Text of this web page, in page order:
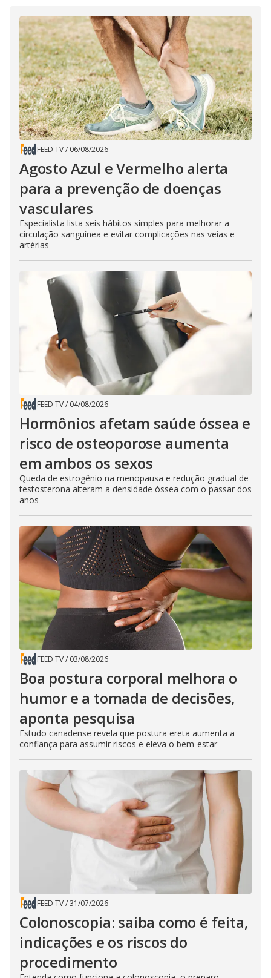
FEED TV/ 06/08/2026
Agosto Azul e Vermelho alerta
para a prevenção de doenças
vasculares
Especialista lista seis hábitos simples para melhorar a
circulação sanguínea e evitar complicações nas veias e
artérias
FEED TV/ 04/08/2026
Hormônios afetam saúde óssea e
risco de osteoporose aumenta
em ambos os sexos
Queda de estrogênio na menopausa e redução gradual de
testosterona alteram a densidade óssea com o passar dos
anos
FEED TV/ 03/08/2026
Boa postura corporal melhora o
humor e a tomada de decisões,
aponta pesquisa
Estudo canadense revela que postura ereta aumenta a
confiança para assumir riscos e eleva o bem-estar
FEED TV/31/07/2026
Colonoscopia: saiba como é feita,
indicações e os riscos do
procedimento